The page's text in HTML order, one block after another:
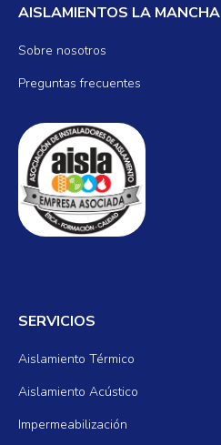
AISLAMIENTOS LA MANCHA
Sobre nosotros
Preguntas frecuentes
SERVICIOS
Aislamiento Térmico
Aislamiento Acústico
Impermeabilización